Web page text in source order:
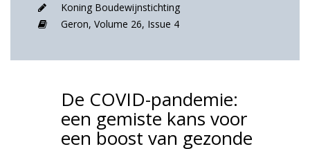
Koning Boudewijnstichting
Geron, Volume 26, Issue 4
De COVID-pandemie:
een gemiste kans voor
een boost van gezonde